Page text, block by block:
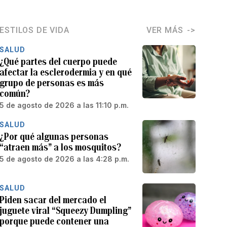
ESTILOS DE VIDA VER MÁS
SALUD
¿Qué partes del cuerpo puede
afectar la esclerodermia y en qué
grupo de personas es más
común?
5 de agosto de 2026 a las 11:10 p.m.
SALUD
¿Por qué algunas personas
“atraen más” a los mosquitos?
5 de agosto de 2026 a las 4:28 p.m.
SALUD
Piden sacar del mercado el
juguete viral “Squeezy Dumpling”
porque puede contener una